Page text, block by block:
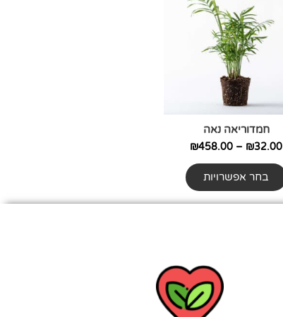
חמדוריאה נאה
₪32.00
–
₪458.00
עד
בחר אפשרויות
יש
מספר
סוגים.
ניתן
לבחור
את
האפשרויות
בעמוד
המוצר